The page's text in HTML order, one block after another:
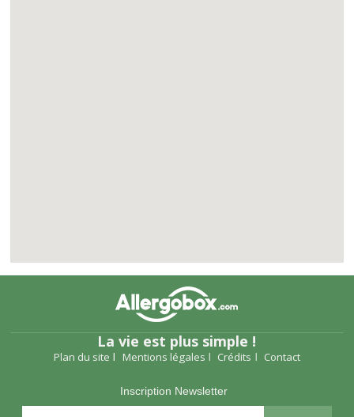
La vie est plus simple !
Plan du site Mentions légales Crédits Contact
Inscription Newsletter